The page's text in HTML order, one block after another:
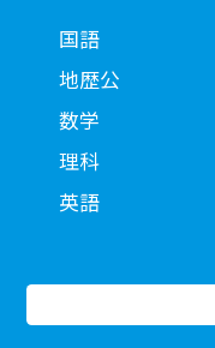
国語
地歴公
数学
理科
英語